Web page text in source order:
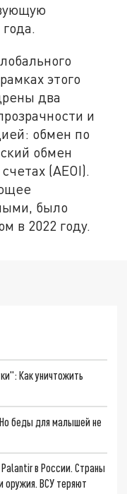
этого
два
и
обмен по
обмен
(AEOI).
было
в 2022 году.
Как уничтожить
беды для малышей не
в России. Страны
оружия. ВСУ теряют